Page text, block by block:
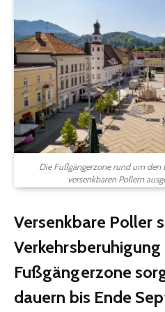
Die Fußgängerzone rund um
versenkbaren Pollern
Versenkbare Poller
Fußgängerzone
dauern bis Ende